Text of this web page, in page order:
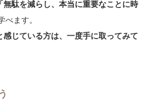
「無駄を減らし、本当に重要なことに時
べます。
感じている方は、一度手に取ってみて